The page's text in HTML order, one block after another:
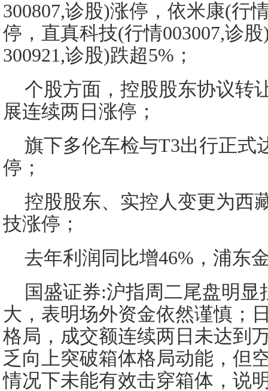
300807,诊股)涨停，依米康(行
停，直真科技(行情003007,诊
300921,诊股)跌超5%；
个股方面，控股股东协议转
展连续两日涨停；
旗下多伦车检与T3出行正式
停；
控股股东、实控人变更为西
技涨停；
去年利润同比增46%，浦东
国盛证券:沪指周二尾盘明
大，表明场外资金依然谨慎；
格局，成交额连续两日未达到
乏向上突破箱体格局动能，但
情况下未能有效击穿箱体，说